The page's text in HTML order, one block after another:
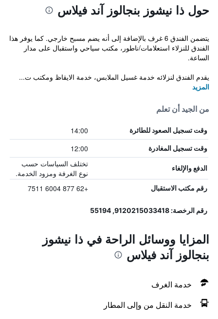
حول ذا نيشوز بنجالوز آند فيلاس
يتضمن الفندق 6 غرف بالإضافة إلى أنه يضم مسبح خارجي. كما يوفر هذا
الفندق للنزلاء استعلامات/ناطور، مكتب سياحي واستقبال على مدار
الساعة.
يقدم الفندق لنزلائه خدمة غسيل الملابس، خدمة الايقاظ ومكتب ت...
المزيد
من الجيد أن تعلم
وقت تسجيل الصعود للطائرة 14:00
وقت تسجيل المغادرة 12:00
الدفع والإلغاء
تختلف السياسات حسب
نوع الغرفة ومزود الخدمة.
رقم مكتب الاستقبال +62 877 6004 7511
رقم الرخصة: 9120215033418, 55194
المزايا ووسائل الراحة في ذا نيشوز
بنجالوز آند فيلاس
خدمة الغرف
خدمة النقل من وإلى المطار